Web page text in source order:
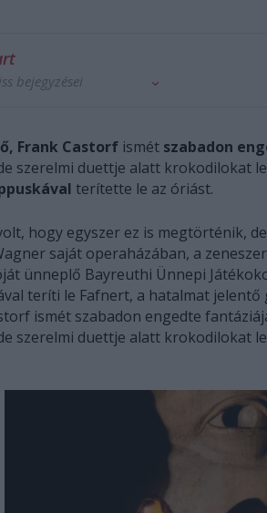
bejegyzései
Frank Castorf ismét szabadon
szerelmi duettje alatt krokodilokat
terítette le az óriást.
hogy egyszer ez is megtörténik,
saját operaházában, a
ünneplő Bayreuthi Ünnepi
teríti le Fafnert, a hatalmat
ismét szabadon engedte
szerelmi duettje alatt krokodilokat